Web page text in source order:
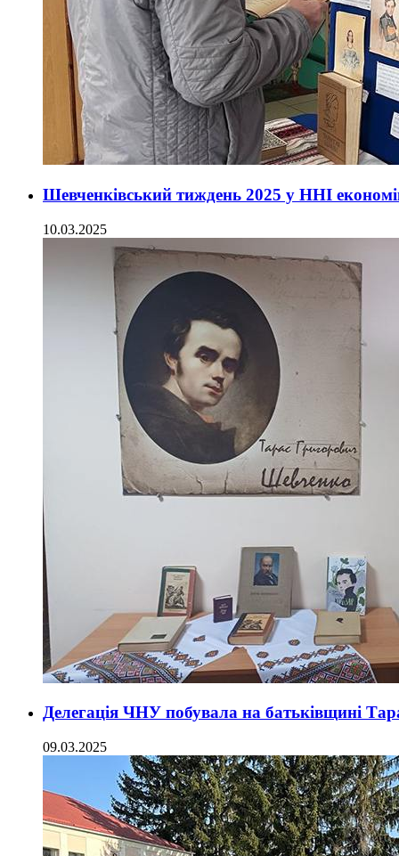
Шевченківський тиждень 2025 у ННІ
10.03.2025
Делегація ЧНУ побувала на батьківщині
09.03.2025